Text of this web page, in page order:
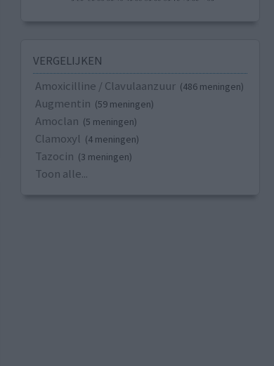
VERGELIJKEN
Amoxicilline / Clavulaanzuur (486 meningen)
Augmentin (59 meningen)
Amoclan (5 meningen)
Clamoxyl (4 meningen)
Tazocin (3 meningen)
Toon alle...